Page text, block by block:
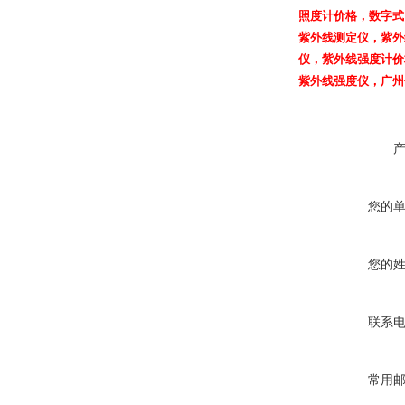
照度计价格 ， 数字
紫外线测定仪 ， 紫
仪， 紫外线强度计
紫外线强度仪，广
您的
您的
联系
常用